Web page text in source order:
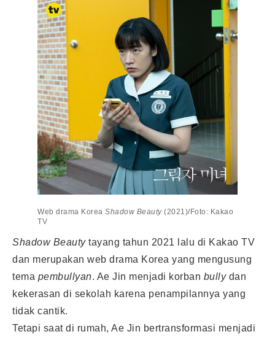
Web drama Korea Shadow Beauty(2021)/Foto: Kakao
TV
Shadow Beauty tayang tahun 2021 lalu di Kakao TV
dan merupakan web drama Korea yang mengusung
tema pembullyan. Ae Jin menjadi korban bullydan
kekerasan di sekolah karena penampilannya yang
tidak cantik.
Tetapi saat di rumah, Ae Jin bertransformasi menjadi